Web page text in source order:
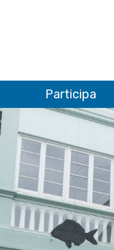
Participa